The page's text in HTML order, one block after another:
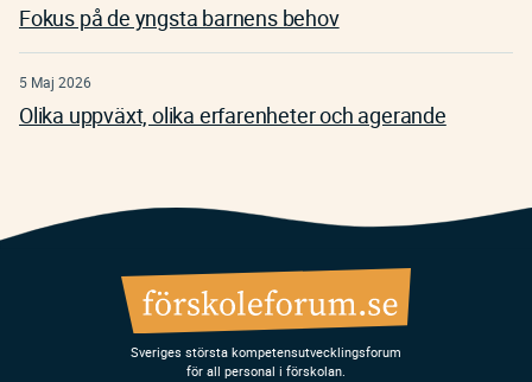
Fokus på de yngsta barnens behov
5 Maj 2026
Olika uppväxt, olika erfarenheter och agerande
Sveriges största kompetensutvecklingsforum
för all personal i förskolan.